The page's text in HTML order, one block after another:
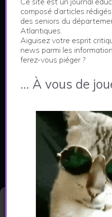
Gérer le
cookies
LE JOURNAL DES
Ce site constitue le support
visant à aiguiser l'esprit
Les articles publiés dans ce
Atlantiques à l'issue d'un
En savoir plus...
CATEGORIES
Environnement
composé d’articles
des seniors du
Atlantiques.
Aiguisez votre esprit
news parmi les
ferez-vous piéger ?
… À vous de